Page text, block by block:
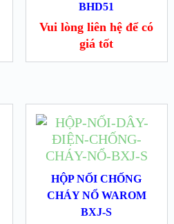
BHD51
Vui lòng liên hệ để có
giá tốt
HỘP NỐI CHỐNG
CHÁY NỔ WAROM
BXJ-S